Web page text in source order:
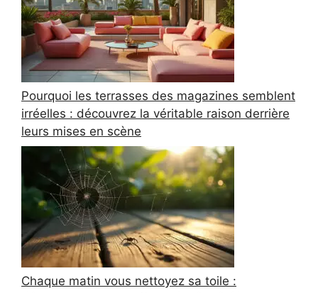
Pourquoi les terrasses des magazines semblent
irréelles : découvrez la véritable raison derrière
leurs mises en scène
Chaque matin vous nettoyez sa toile :